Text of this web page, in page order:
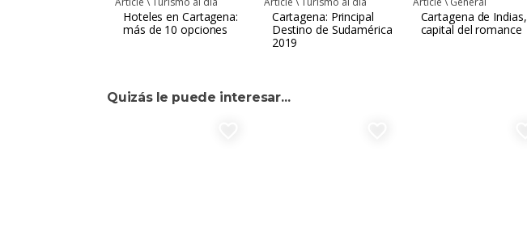
Hoteles en Cartagena:
más de 10 opciones
Cartagena: Principal
Destino de Sudamérica
2019
Cartagena de Indias,
capital del romance
Quizás le puede interesar...